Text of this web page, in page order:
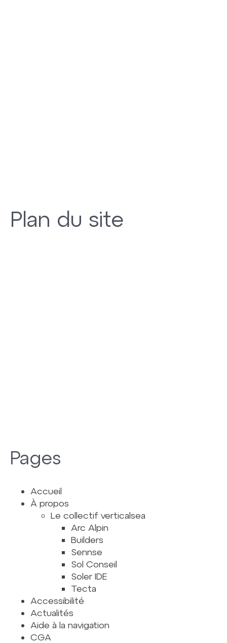
Plan du site
Pages
Accueil
À propos
Le collectif verticalsea
Arc Alpin
Builders
Sennse
Sol Conseil
Soler IDE
Tecta
Accessibilité
Actualités
Aide à la navigation
CGA